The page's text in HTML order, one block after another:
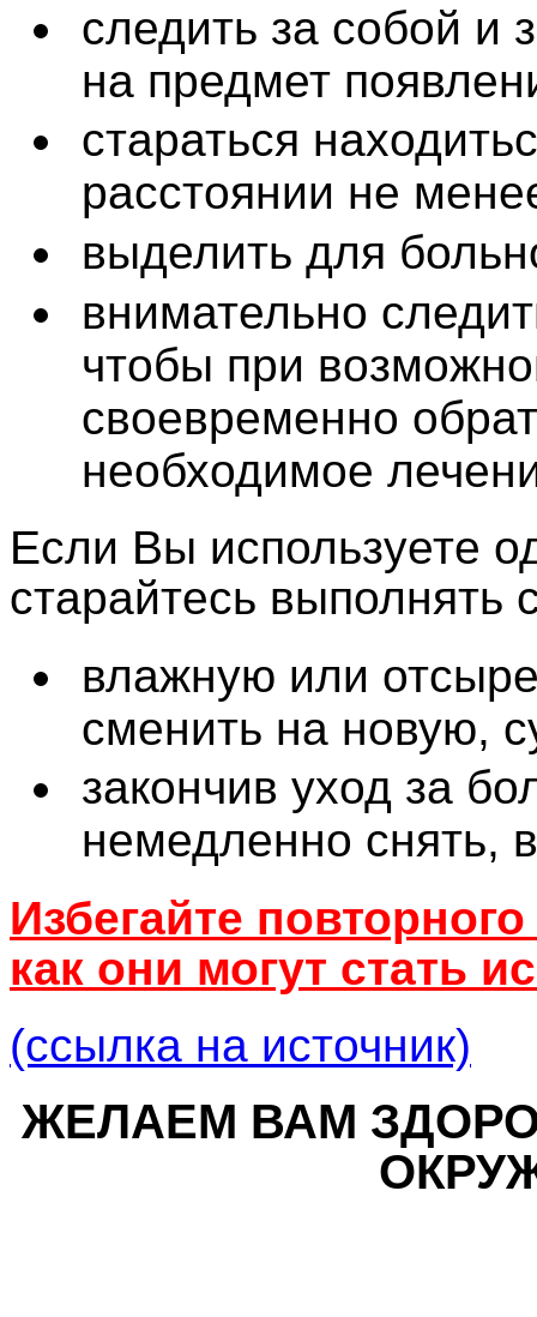
следить за собой и
на предмет
стараться
расстоянии не
выделить для
внимательно
чтобы при
своевременно
необходимое
Если Вы используете
старайтесь
влажную или
сменить на новую,
закончив уход за
немедленно снять,
Избегайте
как они могут стать
(ссылка на источник)
ЖЕЛАЕМ ВАМ